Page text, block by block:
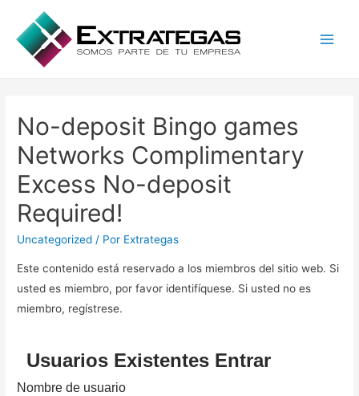
No-deposit Bingo games
Networks Complimentary
Excess No-deposit
Required!
Uncategorized / Por Extrategas
Este contenido está reservado a los miembros del sitio web. Si
usted es miembro, por favor identifíquese. Si usted no es
miembro, regístrese.
Usuarios Existentes Entrar
Nombre de usuario